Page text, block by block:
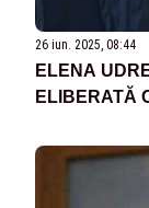
26 iun. 2025, 08:44
ELENA
ELIBERATĂ